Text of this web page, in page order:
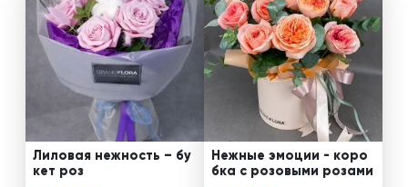
Лиловая нежность – бу
кет роз
Нежные эмоции - коро
бка с розовыми розами